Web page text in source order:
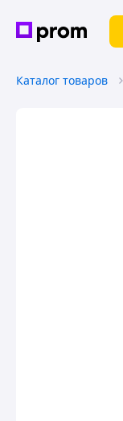
Каталог товаров